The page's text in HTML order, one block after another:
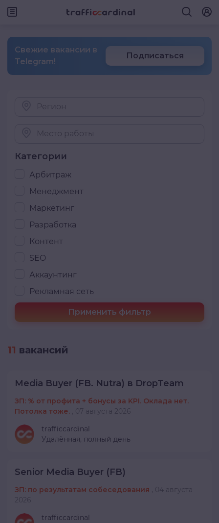
11 вакансий
Media Buyer (FB. Nutra) в DropTeam
ЗП: % от профита + бонусы за KPI. Оклада нет.
Потолка тоже.
07 августа 2026
trafficcardinal
Удалённая, полный день
Senior Media Buyer (FB)
ЗП: по результатам собеседования
04 августа
2026
trafficcardinal
Свежие вакансии в
Telegram!
Подписаться
Регион
Место работы
Категории
Арбитраж
Менеджмент
Маркетинг
Разработка
Контент
SEO
Аккаунтинг
Рекламная сеть
Применить фильтр